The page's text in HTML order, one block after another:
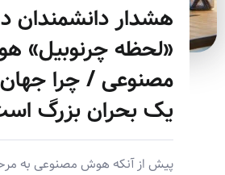
هشدار دانشمندان
«لحظه چرنوبیل»
مصنوعی / چرا
یک بحران بزرگ
پیش از آنکه هوش مصنوعی به